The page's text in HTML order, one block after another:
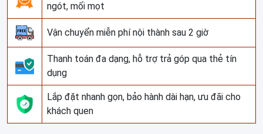
ngót, mối mọt
Vận chuyển miễn phí nội thành sau 2 giờ
Thanh toán đa dạng, hỗ trợ trả góp qua thẻ tín
dụng
Lắp đặt nhanh gọn, bảo hành dài hạn, ưu đãi cho
khách quen